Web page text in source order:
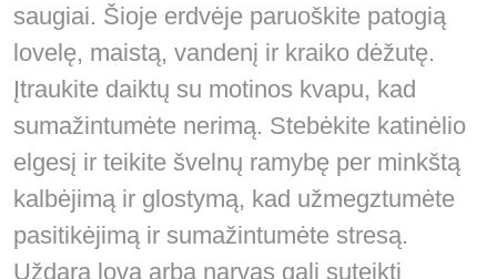
saugiai. Šioje erdvėje paruoškite patogią
lovelę, maistą, vandenį ir kraiko dėžutę.
Įtraukite daiktų su motinos kvapu, kad
sumažintumėte nerimą. Stebėkite katinėlio
elgesį ir teikite švelnų ramybę per minkštą
kalbėjimą ir glostymą, kad užmegztumėte
pasitikėjimą ir sumažintumėte stresą.
Uždara lova arba narvas gali suteikti